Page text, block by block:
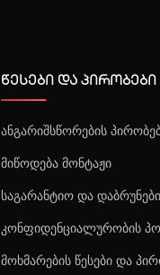
წესები და პირობები
ანგარიშსწორების
მიწოდება მონტაჟი
საგარანტიო და
კონფიდენციალურობის
მოხმარების წესები და